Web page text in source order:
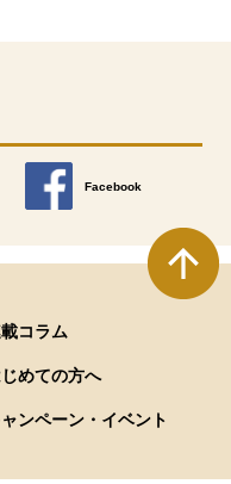
Facebook
別のウィンドウで開きます
コラム
めての方へ
ンペーン・イベント